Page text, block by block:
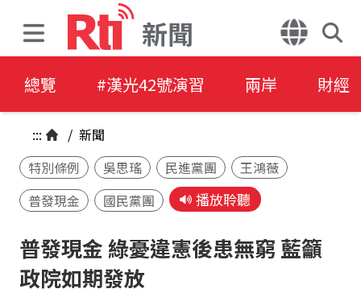
新聞
總覽 #漢光42號演習 兩岸 財經
::: / 新聞
特別條例
吳思瑤 民進黨團
王鴻薇
普發現金
國民黨團 播放聆聽
普發現金 綠憂違憲後患無窮 藍籲
政院如期發放